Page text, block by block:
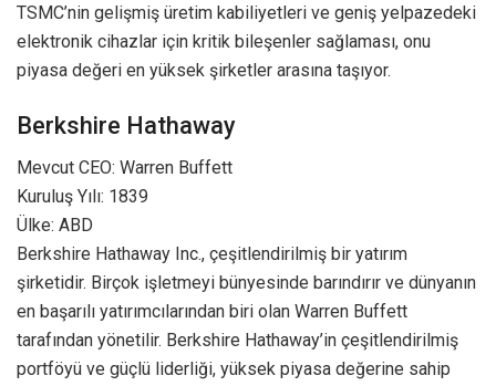
TSMC’nin gelişmiş üretim kabiliyetleri ve geniş yelpazedeki
elektronik cihazlar için kritik bileşenler sağlaması, onu
piyasa değeri en yüksek şirketler arasına taşıyor.
Berkshire Hathaway
Mevcut CEO: Warren Buffett
Kuruluş Yılı: 1839
Ülke: ABD
Berkshire Hathaway Inc., çeşitlendirilmiş bir yatırım
şirketidir. Birçok işletmeyi bünyesinde barındırır ve dünyanın
en başarılı yatırımcılarından biri olan Warren Buffett
tarafından yönetilir. Berkshire Hathaway’in çeşitlendirilmiş
portföyü ve güçlü liderliği, yüksek piyasa değerine sahip